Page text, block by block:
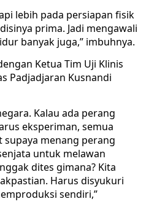
lebih pada persiapan fisik
prima. Jadi mengawali
banyak juga,” imbuhnya.
Ketua Tim Uji Klinis
Padjadjaran Kusnandi
Kalau ada perang
eksperiman, semua
menang perang
untuk melawan
dites gimana? Kita
Harus disyukuri
sendiri,”